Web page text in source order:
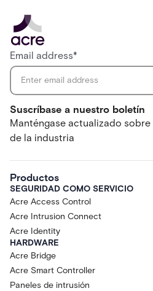
Suscríbase a nuestro boletín
Manténgase actualizado
de la industria
Email address*
Productos
SEGURIDAD COMO SERVICIO
Acre Access Control
Acre Intrusion Connect
Acre Identity
HARDWARE
Acre Bridge
Acre Smart Controller
Paneles de intrusión